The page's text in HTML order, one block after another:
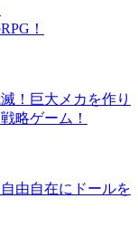
！
！巨大メカを作り
略ゲーム！
由自在にドールを